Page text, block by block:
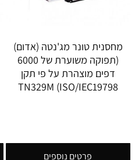
מחסנית טונר מג'נטה (אדום)
(תפוקה משוערת של 6000
דפים מוצהרת על פי תקן
ISO/IEC19798) TN329M
פרטים נוספים